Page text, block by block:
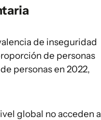
de inseguridad
de personas
personas en 2022,
global no acceden a